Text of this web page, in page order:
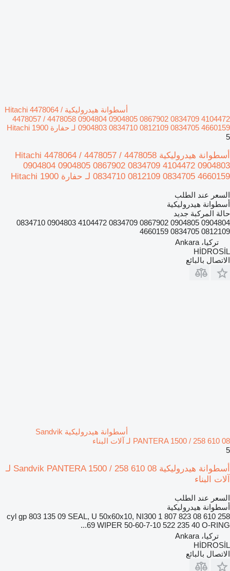
أسطوانة هيدروليكية Hitachi 4478064 /
4478057 / 4478058 0904804 0904805 0867902 0834709 4104472
0904803 0834710 0812109 0834705 4660159 لـ حفارة Hitachi 1900
5
أسطوانة هيدروليكية Hitachi 4478064 / 4478057 / 4478058
0904804 0904805 0867902 0834709 4104472 0904803
0834710 0812109 0834705 4660159 لـ حفارة Hitachi 1900
السعر عند الطلب
أسطوانة هيدروليكية
حالة المركبة جديد
0904804 0904805 0867902 0834709 4104472 0904803 0834710
0812109 0834705 4660159
تركيا، Ankara
HİDROSİL
الاتصال بالبائع
أسطوانة هيدروليكية Sandvik
PANTERA 1500 / 258 610 08 لـ آلات البناء
5
أسطوانة هيدروليكية Sandvik PANTERA 1500 / 258 610 08 لـ
آلات البناء
السعر عند الطلب
أسطوانة هيدروليكية
258 610 08 cyl gp 803 135 09 SEAL, U 50x60x10, NI300 1 807 823
69 WIPER 50-60-7-10 522 235 40 O-RING...
تركيا، Ankara
HİDROSİL
الاتصال بالبائع